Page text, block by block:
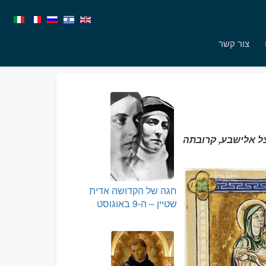
צור קשר
אלישבע, קרובתה
חגה של הקדושה אדית
שטיין – ה-9 באוגוסט